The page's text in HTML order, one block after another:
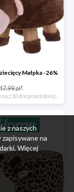
Małpka -26%
zł*
z naszych
zapisywane na
Więcej